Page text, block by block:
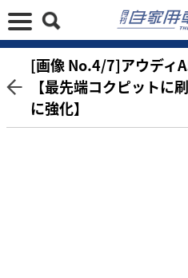
[画像 No.4/7]アウディ
【最先端コクピットに
に強化】